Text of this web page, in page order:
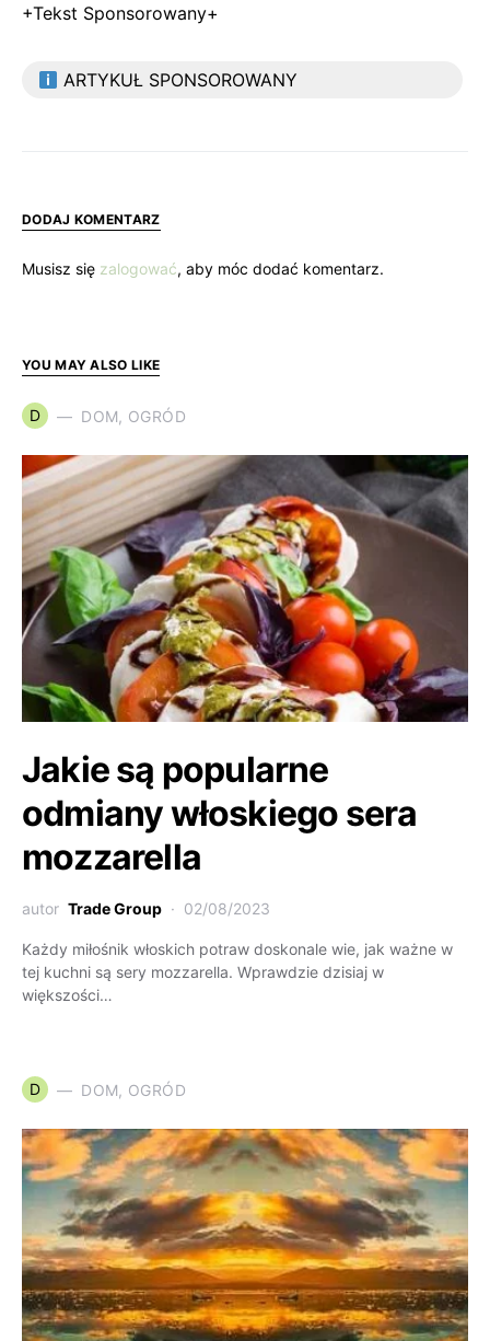
+Tekst Sponsorowany+
ARTYKUŁ SPONSOROWANY
DODAJ KOMENTARZ
Musisz się zalogować, aby móc dodać komentarz.
YOU MAY ALSO LIKE
D DOM, OGRÓD
Jakie są popularne
odmiany włoskiego sera
mozzarella
autor Trade Group 02/08/2023
Każdy miłośnik włoskich potraw doskonale wie, jak ważne w
tej kuchni są sery mozzarella. Wprawdzie dzisiaj w
większości…
D DOM, OGRÓD